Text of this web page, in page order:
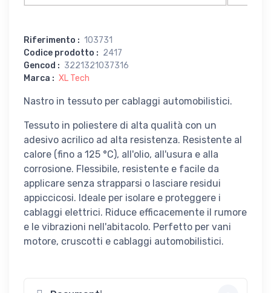
Riferimento : 103731
Codice prodotto : 2417
Gencod : 3221321037316
Marca : XL Tech
Nastro in tessuto per cablaggi automobilistici.
Tessuto in poliestere di alta qualità con un
adesivo acrilico ad alta resistenza. Resistente al
calore (fino a 125 °C), all'olio, all'usura e alla
corrosione. Flessibile, resistente e facile da
applicare senza strapparsi o lasciare residui
appiccicosi. Ideale per isolare e proteggere i
cablaggi elettrici. Riduce efficacemente il rumore
e le vibrazioni nell'abitacolo. Perfetto per vani
motore, cruscotti e cablaggi automobilistici.